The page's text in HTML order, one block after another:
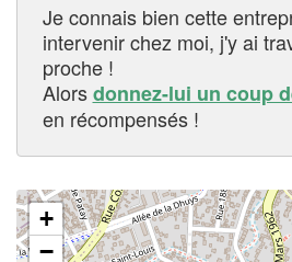
Je connais bien cette
intervenir chez moi, j'y ai
proche !
Alorsdonnez-lui un coup
en récompensés !
+
−